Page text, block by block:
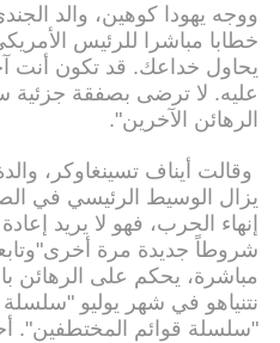
ووجه يهودا كوهين، والد
خطابا مباشرا للرئيس
يحاول خداعك. قد تكون أنت
عليه. لا ترضى بصفقة جزئية
الرهائن الآخرين".
وقالت أيناف تسينغاوكر،
يزال الوسيط الرئيسي في
إنهاء الحرب، فهو لا يريد
شروطاً جديدة مرة
مباشرة، يحكم على الرهائن
نتنياهو في شهر يوليو "سلسلة
"سلسلة قوائم المختطفين".